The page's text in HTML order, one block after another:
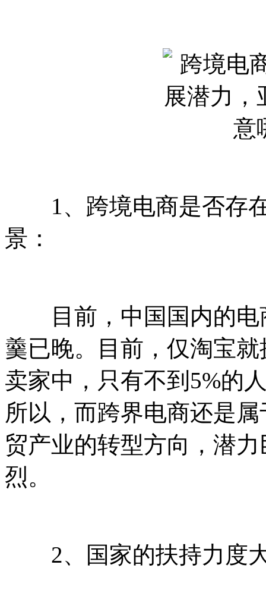
1、跨境电商是否存在
景：
目前，中国国内的电
羹已晚。目前，仅淘宝
卖家中，只有不到5%的
所以，而跨界电商还是
贸产业的转型方向，潜
烈。
2、国家的扶持力度